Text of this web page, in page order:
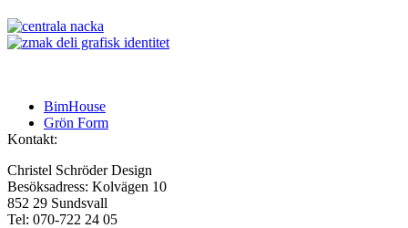
previous
post:
BimHouse
next
post:
Grön Form
Kontakt:
Christel Schröder Design
Besöksadress: Kolvägen 10
852 29 Sundsvall
Tel: 070-722 24 05